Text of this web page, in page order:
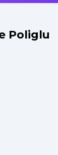
Poliglu